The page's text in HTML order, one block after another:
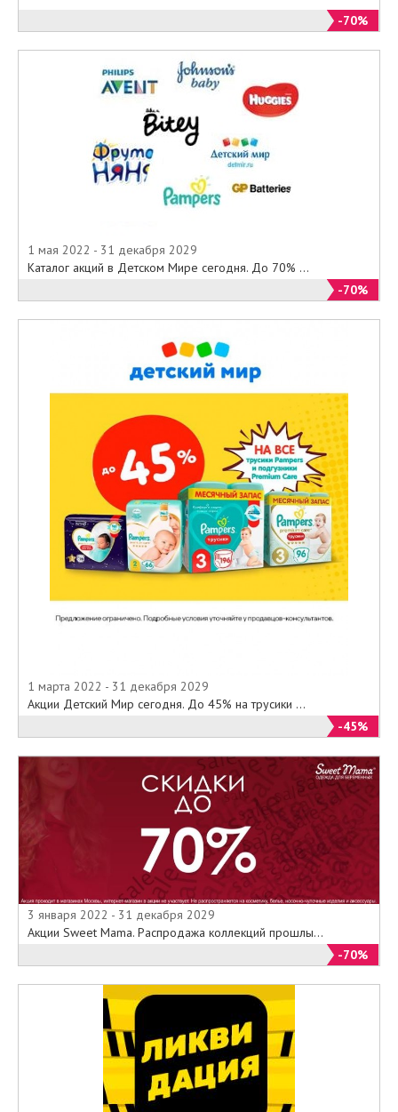
-70%
1 мая 2022 - 31 декабря 2029
Каталог акций в Детском Мире сегодня. До 70% ...
-70%
1 марта 2022 - 31 декабря 2029
Акции Детский Мир сегодня. До 45% на трусики ...
-45%
3 января 2022 - 31 декабря 2029
Акции Sweet Mama. Распродажа коллекций прошлы...
-70%